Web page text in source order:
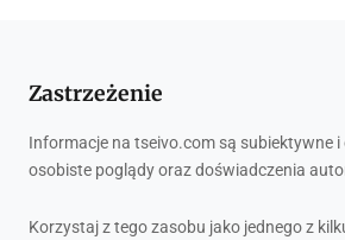
Zastrzeżenie
Informacje na tseivo.com są subiektywne
osobiste poglądy oraz doświadczenia
Korzystaj z tego zasobu jako jednego z